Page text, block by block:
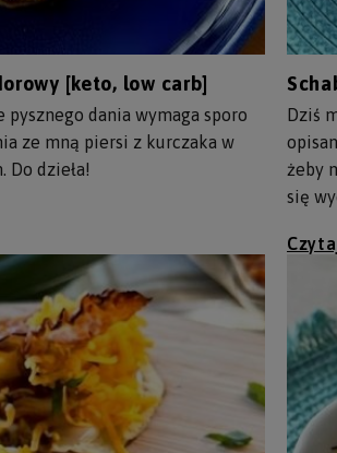
[keto, low carb]
dania wymaga sporo
ze mną piersi z kurczaka w
Do dzieła!
Dziś
żeby
się